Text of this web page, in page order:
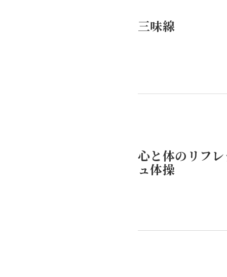
三味線
心と体のリフ
ュ体操